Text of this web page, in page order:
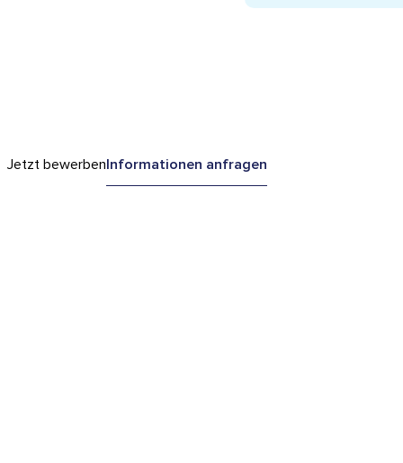
Jetzt bewerbenInformationen anfragen